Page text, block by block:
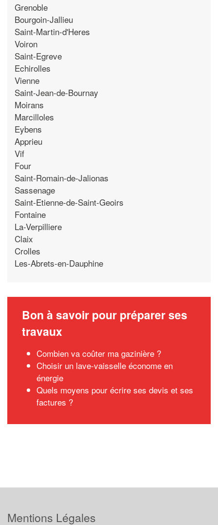
Grenoble
Bourgoin-Jallieu
Saint-Martin-d'Heres
Voiron
Saint-Egreve
Echirolles
Vienne
Saint-Jean-de-Bournay
Moirans
Marcilloles
Eybens
Apprieu
Vif
Four
Saint-Romain-de-Jalionas
Sassenage
Saint-Etienne-de-Saint-Geoirs
Fontaine
La-Verpilliere
Claix
Crolles
Les-Abrets-en-Dauphine
Bon à savoir pour préparer ses
travaux
Combien va coûter ma gazinière ?
Choisir un lave-vaisselle économe en
énergie
Quels moyens pour écrire ses devis et ses
factures ?
Mentions Légales